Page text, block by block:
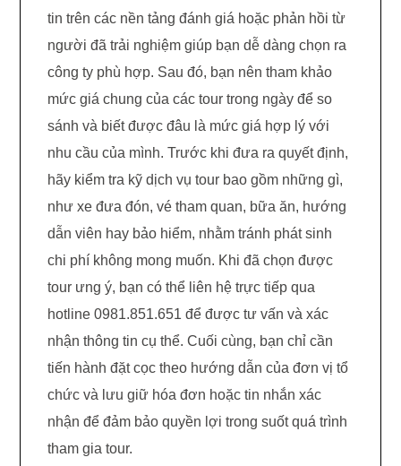
tin trên các nền tảng đánh giá hoặc phản hồi từ
người đã trải nghiệm giúp bạn dễ dàng chọn ra
công ty phù hợp. Sau đó, bạn nên tham khảo
mức giá chung của các tour trong ngày để so
sánh và biết được đâu là mức giá hợp lý với
nhu cầu của mình. Trước khi đưa ra quyết định,
hãy kiểm tra kỹ dịch vụ tour bao gồm những gì,
như xe đưa đón, vé tham quan, bữa ăn, hướng
dẫn viên hay bảo hiểm, nhằm tránh phát sinh
chi phí không mong muốn. Khi đã chọn được
tour ưng ý, bạn có thể liên hệ trực tiếp qua
hotline 0981.851.651 để được tư vấn và xác
nhận thông tin cụ thể. Cuối cùng, bạn chỉ cần
tiến hành đặt cọc theo hướng dẫn của đơn vị tổ
chức và lưu giữ hóa đơn hoặc tin nhắn xác
nhận để đảm bảo quyền lợi trong suốt quá trình
tham gia tour.